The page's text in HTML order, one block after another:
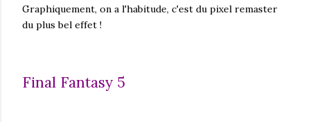
Graphiquement, on a l'habitude, c'est du pixel remaster
du plus bel effet !
Final Fantasy 5